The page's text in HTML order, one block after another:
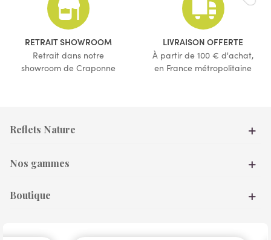
RETRAIT SHOWROOM
Retrait dans notre
showroom de Craponne
LIVRAISON OFFERTE
À partir de 100 € d'achat,
en France métropolitaine
Reflets Nature
Nos gammes
Boutique